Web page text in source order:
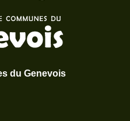
du Genevois